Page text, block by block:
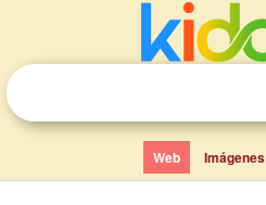
Web Imágenes